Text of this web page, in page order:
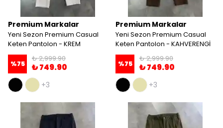
Premium Markalar
Yeni Sezon Premium Casual
Keten Pantolon - KREM
%75
₺ 2,999.90
₺ 749.90
+3
Premium Markalar
Yeni Sezon Premium Casual
Keten Pantolon - KAHVERENGİ
%75
₺ 2,999.90
₺ 749.90
+3